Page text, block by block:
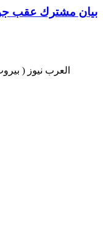
بيان مشترك عقب